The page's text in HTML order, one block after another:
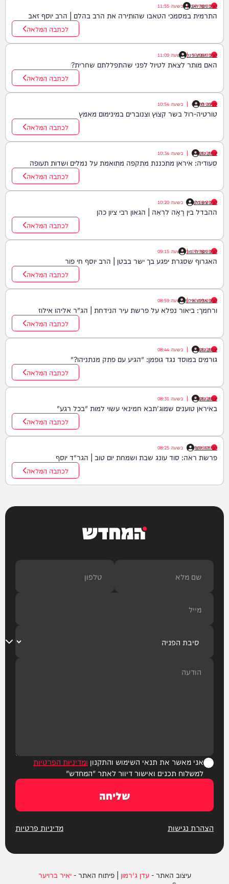
הרב יוסף זאב
07/08/26
| בשעה 11:55
התרמית במסמכי הטאבו שהותירה את הרב בהלם | הרב יוסף זאב
לכתבה המלאה
הרב יהונתן ורנר
07/08/26
| בשעה 11:09
האם מותר לצאת לטיול לפני שהתפללתם שחרית?
לכתבה המלאה
פנינה לוי
07/08/26
| בשעה 10:54
טורטיה-רול בשר קצוץ וצנוברים במינימום מאמץ
לכתבה המלאה
יצחק כהן
07/08/26
| בשעה 10:34
סעודיה: איראן מתכננת מתקפה מתואמת על נמלים ושדות תעופה
לכתבה המלאה
הרב ציון כהן
07/08/26
| בשעה 10:20
ההבדל בין רָאָה לרְאֵה | הגאון רבי ציון כהן
לכתבה המלאה
הרב יוסף חי פור
07/08/26
| בשעה 09:15
האגרוף שסגרת יפגע בך ישר בבטן | הרב יוסף חי פור
לכתבה המלאה
הרב אליהו אילוז
07/08/26
| בשעה 08:59
ורחמך: ביאור נפלא על פרשת עיר הנידחת | הג"ר אליהו אילוז
לכתבה המלאה
יצחק כהן
07/08/26
| בשעה 08:44
גורמים במוסד נגד גופמן: "הגיע עם פתק מנתניהו?"
לכתבה המלאה
יצחק כהן
07/08/26
| בשעה 08:31
באיראן טוענים שמוג'תבא חמינאי עשוי למות "בכל רגע"
לכתבה המלאה
רבי דוד יוסף
07/08/26
| בשעה 08:25
פרשת ראה: סוד עונג שבת ושמחת יום טוב | הגר"ד יוסף
לכתבה המלאה
המחדש
אני מאשר את תנאי השימוש והתקנון ומדיניות הפרטיות
למשלוח תכנים ואישור דיוור לאתר "המחדש"
שליחה
הצהרת נגישות מדיניות פרטיות
עיצוב האתר -עדן ג'רמון | פיתוח האתר -יאיר ברויער